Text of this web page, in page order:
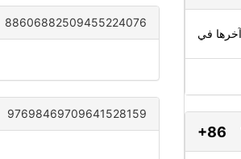
88606882509455224076
97698469709641528159
+86